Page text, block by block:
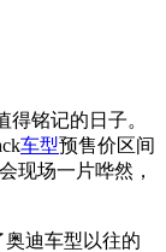
得铭记的日子。
车型预售价区间
现场一片哗然，
奥迪车型以往的